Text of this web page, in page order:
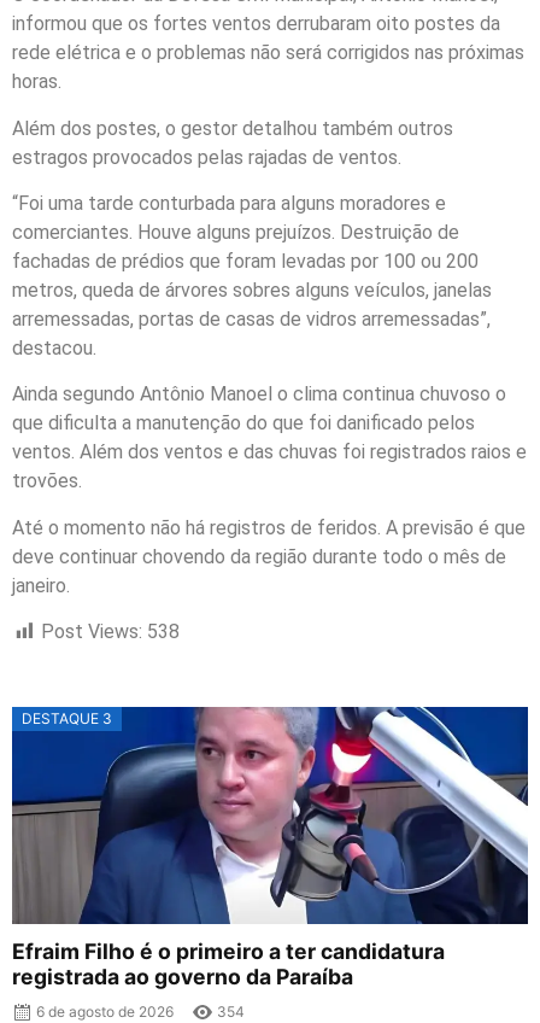
informou que os fortes ventos derrubaram oito postes da
rede elétrica e o problemas não será corrigidos nas próximas
horas.
Além dos postes, o gestor detalhou também outros
estragos provocados pelas rajadas de ventos.
“Foi uma tarde conturbada para alguns moradores e
comerciantes. Houve alguns prejuízos. Destruição de
fachadas de prédios que foram levadas por 100 ou 200
metros, queda de árvores sobres alguns veículos, janelas
arremessadas, portas de casas de vidros arremessadas”,
destacou.
Ainda segundo Antônio Manoel o clima continua chuvoso o
que dificulta a manutenção do que foi danificado pelos
ventos. Além dos ventos e das chuvas foi registrados raios e
trovões.
Até o momento não há registros de feridos. A previsão é que
deve continuar chovendo da região durante todo o mês de
janeiro.
Post Views: 538
DESTAQUE 3
Efraim Filho é o primeiro a ter candidatura
registrada ao governo da Paraíba
6 de agosto de 2026 354